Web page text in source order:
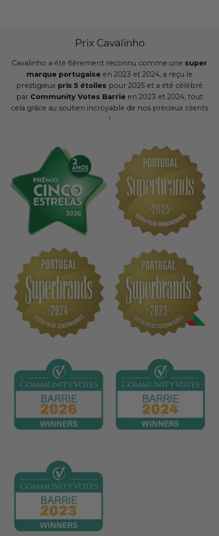
Prix Cavalinho
Cavalinho a été fièrement reconnu comme une super
marque portugaise en 2023 et 2024, a reçu le
prestigieux prix 5 étoiles pour 2025 et a été célébré
par Community Votes Barrie en 2023 et 2024, tout
cela grâce au soutien incroyable de nos précieux clients
!